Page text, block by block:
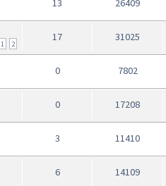
13 26409
1 2
17 31025
0 7802
0 17208
3 11410
6 14109